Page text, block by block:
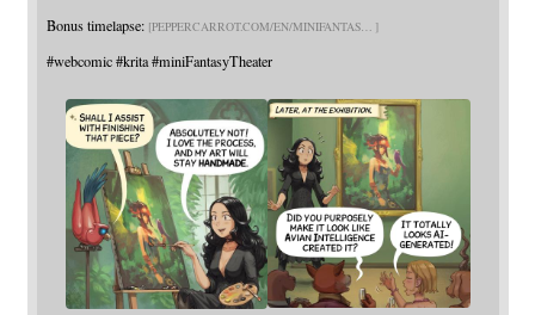
Bonus timelapse: PEPPERCARROT.COM/EN/MINIFANTAS
#webcomic #krita #miniFantasyTheater